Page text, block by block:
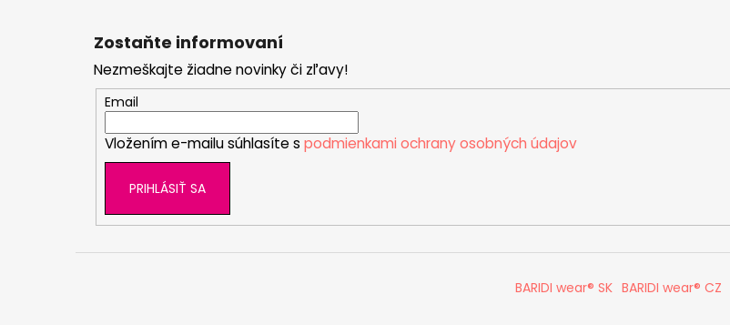
Zostaňte informovaní
Nezmeškajte žiadne novinky či zľavy!
Email
Vložením e-mailu súhlasíte s podmienkami ochrany osobných údajov
PRIHLÁSIŤ SA
BARIDI wear® SK BARIDI wear® CZ